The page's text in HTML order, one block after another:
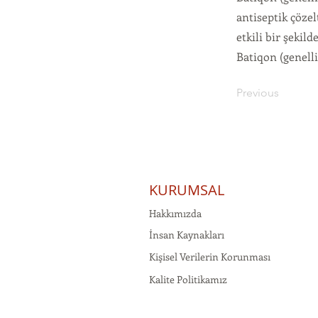
antiseptik
etkili bir
Batiqon
Previous
KURUMSAL
Hakkımızda
İnsan Kaynakları
Kişisel Verilerin Korunması
Kalite Politikamız